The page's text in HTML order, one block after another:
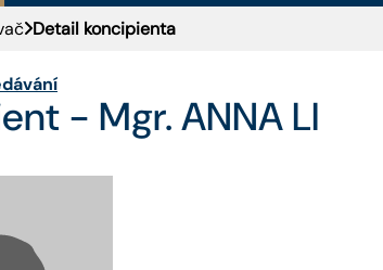
Detail koncipienta
- Mgr. ANNA LI